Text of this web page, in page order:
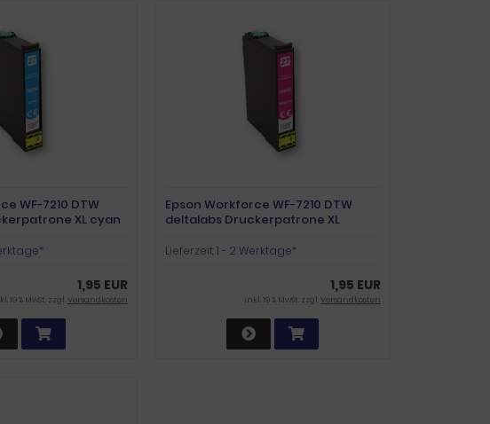
WF-7210 DTW
XL cyan
1,95 EUR
19 % MwSt. zzgl.Versandkosten
Epson Workforce WF-7210 DTW
deltalabs Druckerpatrone XL
Lieferzeit:1 - 2 Werktage*
1,95 EUR
inkl. 19 % MwSt. zzgl.Versandkosten